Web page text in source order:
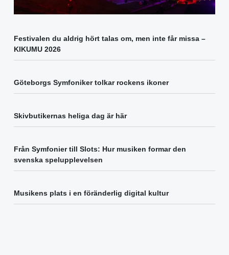
Festivalen du aldrig hört talas om, men inte får missa –
KIKUMU 2026
Göteborgs Symfoniker tolkar rockens ikoner
Skivbutikernas heliga dag är här
Från Symfonier till Slots: Hur musiken formar den
svenska spelupplevelsen
Musikens plats i en föränderlig digital kultur